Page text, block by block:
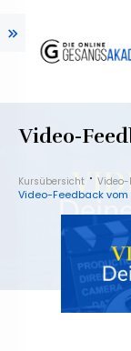
Video-
Kursübersicht Video-
Video-Feedback vom